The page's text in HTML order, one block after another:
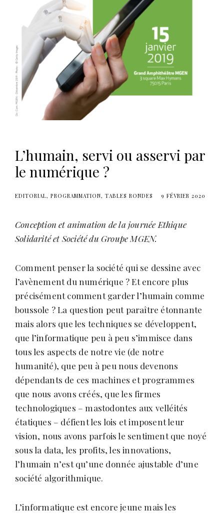
L’humain, servi ou asservi par
le numérique ?
EDITORIAL PROGRAMMATION TABLES RONDES 9 FÉVRIER 2020
Conception et animation de la journée Ethique
Solidarité et Société du Groupe MGEN.
Comment penser la société qui se dessine avec
l’avènement du numérique ? Et encore plus
précisément comment garder l’humain comme
boussole ? La question peut paraître étonnante
mais alors que les techniques se développent,
que l’informatique peu à peu s’immisce dans
tous les aspects de notre vie (de notre
humanité), que peu à peu nous devenons
dépendants de ces machines et programmes
que nous avons créés, que les firmes
technologiques – mastodontes aux velléités
étatiques – défient les lois et imposent leur
vision, nous avons parfois le sentiment que noyé
sous la data, les profits, les innovations,
l’humain n’est qu’une donnée ajustable d’une
société algorithmique.
L’informatique est encore jeune mais les